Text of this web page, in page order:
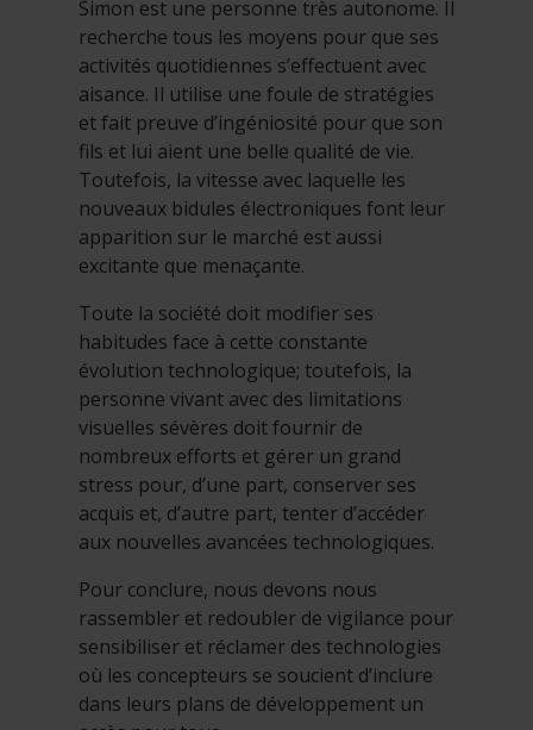
Simon est une personne très autonome. Il
recherche tous les moyens pour que ses
activités quotidiennes s’effectuent avec
aisance. Il utilise une foule de stratégies
et fait preuve d’ingéniosité pour que son
fils et lui aient une belle qualité de vie.
Toutefois, la vitesse avec laquelle les
nouveaux bidules électroniques font leur
apparition sur le marché est aussi
excitante que menaçante.
Toute la société doit modifier ses
habitudes face à cette constante
évolution technologique; toutefois, la
personne vivant avec des limitations
visuelles sévères doit fournir de
nombreux efforts et gérer un grand
stress pour, d’une part, conserver ses
acquis et, d’autre part, tenter d’accéder
aux nouvelles avancées technologiques.
Pour conclure, nous devons nous
rassembler et redoubler de vigilance pour
sensibiliser et réclamer des technologies
où les concepteurs se soucient d’inclure
dans leurs plans de développement un